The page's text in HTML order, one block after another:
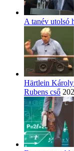
A tanév utolsó
Härtlein
Rubens cső